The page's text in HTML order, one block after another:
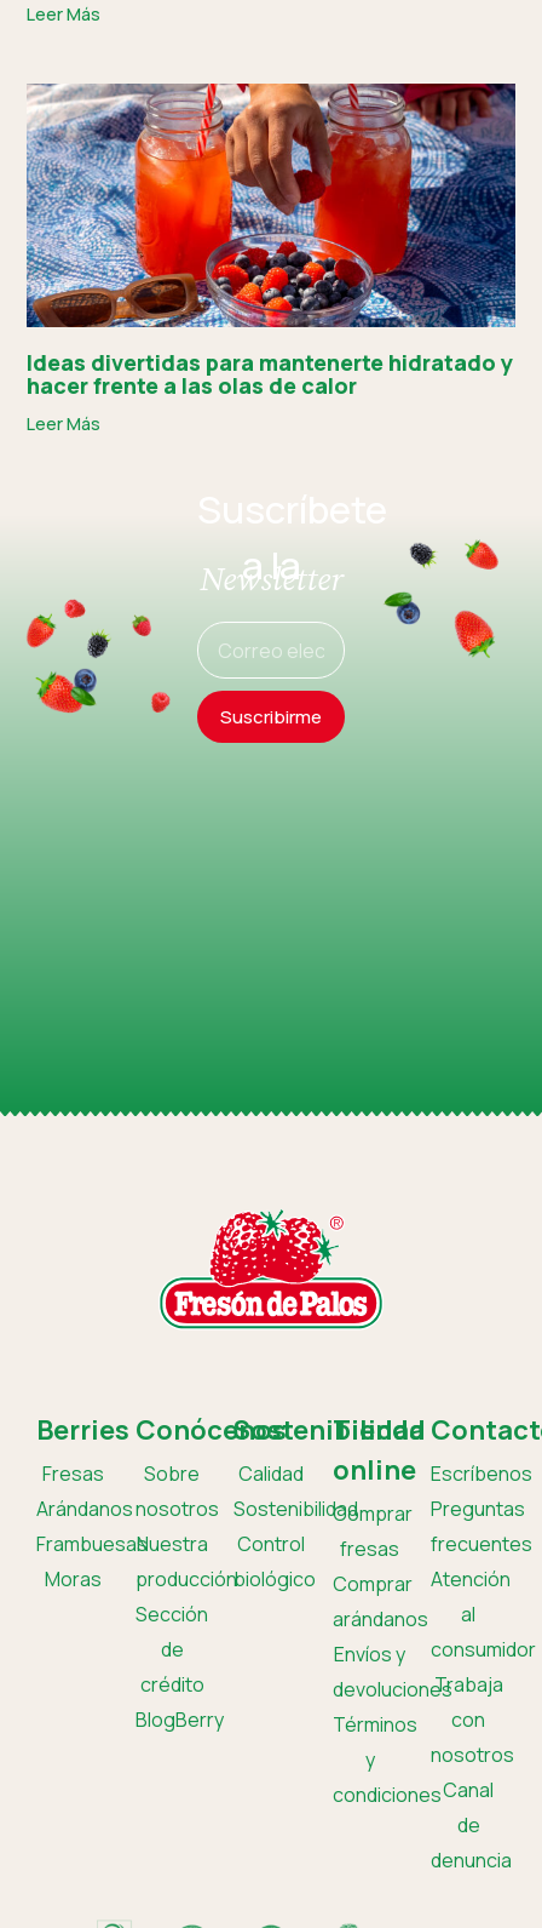
Leer Más
Ideas divertidas para mantenerte hidratado y
hacer frente a las olas de calor
Leer Más
Suscríbete
a la
Newsletter
Suscribirme
Berries
Fresas
Arándanos
Frambuesas
Moras
Conócenos
Sobre
nosotros
Nuestra
producción
Sección
de
crédito
BlogBerry
Sostenibilidad
Calidad
Sostenibilidad
Control
biológico
Tienda
online
Comprar
fresas
Comprar
arándanos
Envíos y
devoluciones
Términos
y
condiciones
Escríbenos
Preguntas
frecuentes
Atención
al
consumidor
Trabaja
con
nosotros
Canal
de
denuncia